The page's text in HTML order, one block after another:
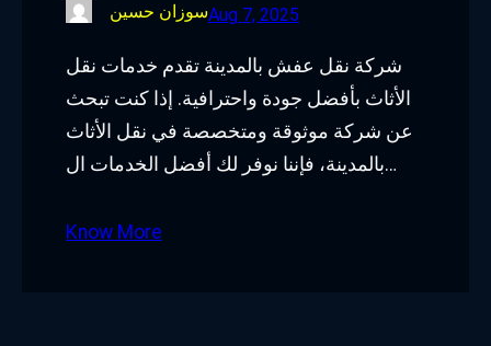
سوزان حسينAug 7, 2025
شركة نقل عفش بالمدينة تقدم خدمات نقل
الأثاث بأفضل جودة واحترافية. إذا كنت تبحث
عن شركة موثوقة ومتخصصة في نقل الأثاث
بالمدينة، فإننا نوفر لك أفضل الخدمات ال…
Know More